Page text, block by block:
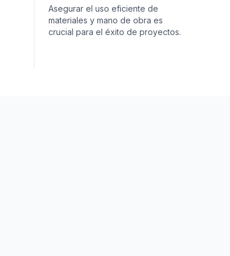
Asegurar el uso eficiente de
materiales y mano de obra es
crucial para el éxito de proyectos.